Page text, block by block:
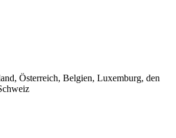
Österreich, Belgien, Luxemburg, den